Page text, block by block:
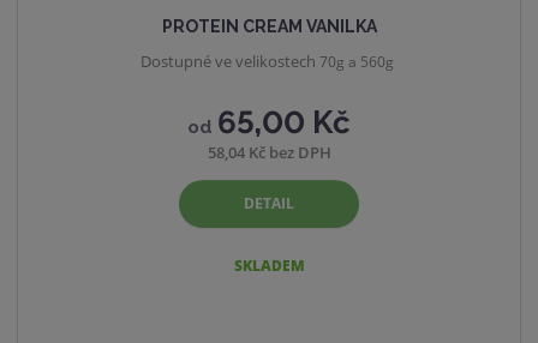
PROTEIN CREAM VANILKA
od 65,00 Kč
58,04 Kč bez DPH
DETAIL
SKLADEM
Dostupné ve velikostech 70g a 560g